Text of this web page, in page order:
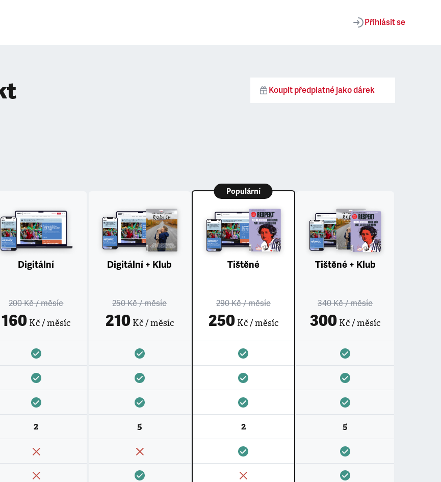
Přihlásit se
Koupit předplatné jako dárek
Digitální
200 Kč/ měsíc
160 Kč / měsíc
2
Digitální + Klub
250 Kč/ měsíc
210Kč / měsíc
5
Populární
Tištěné
290 Kč/ měsíc
250Kč / měsíc
2
Tištěné + Klub
340 Kč/ měsíc
300 Kč / měsíc
5